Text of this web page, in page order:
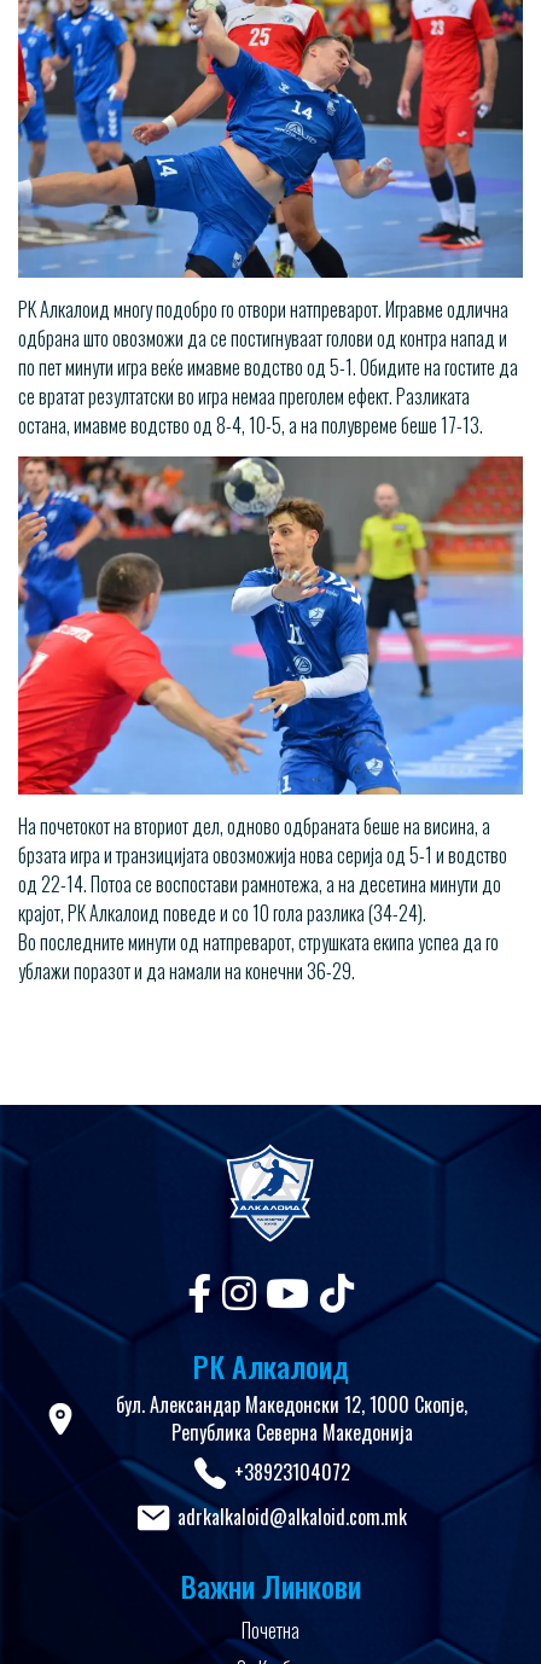
РК Алкалоид многу подобро го отвори натпреварот. Игравме одлична
одбрана што овозможи да се постигнуваат голови од контра напад и
по пет минути игра веќе имавме водство од 5-1. Обидите на гостите да
се вратат резултатски во игра немаа преголем ефект. Разликата
остана, имавме водство од 8-4, 10-5, а на полувреме беше 17-13.
На почетокот на вториот дел, одново одбраната беше на висина, а
брзата игра и транзицијата овозможија нова серија од 5-1 и водство
од 22-14. Потоа се воспостави рамнотежа, а на десетина минути до
крајот, РК Алкалоид поведе и со 10 гола разлика (34-24).
Во последните минути од натпреварот, струшката екипа успеа да го
ублажи поразот и да намали на конечни 36-29.
РК Алкалоид
бул. Александар Македонски 12, 1000 Скопје,
Република Северна Македонија
+38923104072
adrkalkaloid@alkaloid.com.mk
Важни Линкови
Почетна